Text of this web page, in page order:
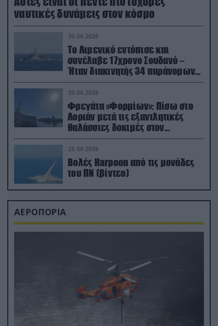
ναυτικές δυνάμεις στον κόσμο
30.06.2026
Το Λιμενικό εντόπισε και
συνέλαβε 17χρονο Σουδανό –
Ήταν διακινητής 34 παράνομων
μεταναστών
30.06.2026
Φρεγάτα «Φορμίων»: Πίσω στο
Λοριάν μετά τις εξαντλητικές
θαλάσσιες δοκιμές στον
απαιτητικό Βισκαϊκό
25.06.2026
Βολές Harpoon από τις μονάδες
του ΠΝ (βίντεο)
ΑΕΡΟΠΟΡΙΑ